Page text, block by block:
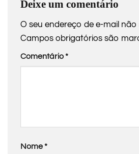
Deixe um comentário
O seu endereço de e-mail
Campos obrigatórios são
Comentário*
Nome*